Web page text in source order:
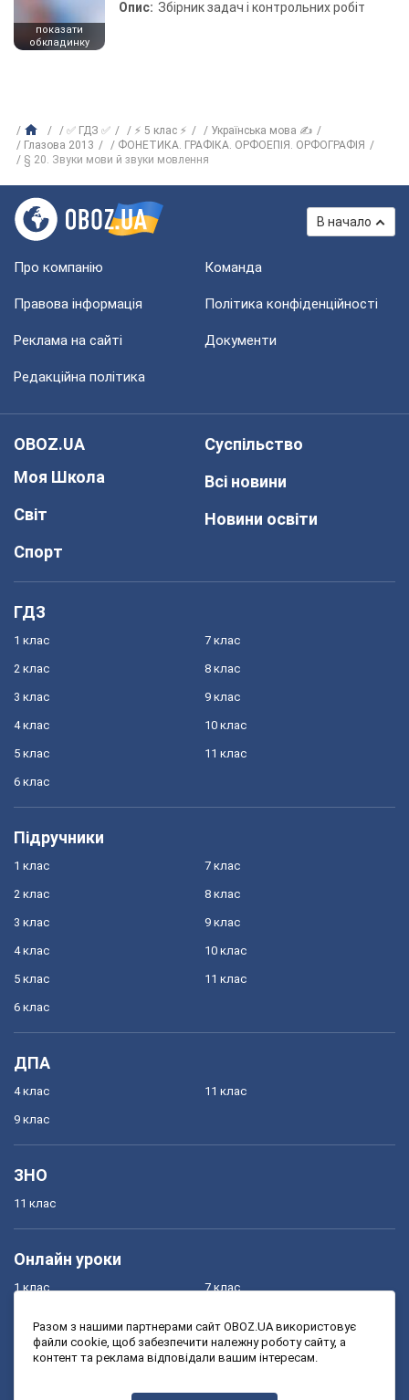
показати
обкладинку
Опис: Збірник задач і контрольних робіт
✅ ГДЗ ✅ ⚡ 5 клас ⚡
Українська мова ✍
Глазова 2013
ФОНЕТИКА. ГРАФІКА. ОРФОЕПІЯ. ОРФОГРАФІЯ
§ 20. Звуки мови й звуки мовлення
В начало
Про компанію Команда
Правова інформація Політика конфіденційності
Реклама на сайті Документи
Редакційна політика
OBOZ.UA
Моя Школа
Світ
Спорт
Суспільство
Всі новини
Новини освіти
ГДЗ
1 клас
2 клас
3 клас
4 клас
5 клас
6 клас
7 клас
8 клас
9 клас
10 клас
11 клас
Підручники
1 клас
2 клас
3 клас
4 клас
5 клас
6 клас
7 клас
8 клас
9 клас
10 клас
11 клас
ДПА
4 клас
9 клас
11 клас
ЗНО
11 клас
Онлайн уроки
1 клас
3 клас
7 клас
9 клас
Разом з нашими партнерами сайт OBOZ.UA використовує
файли cookie, щоб забезпечити належну роботу сайту, а
контент та реклама відповідали вашим інтересам.